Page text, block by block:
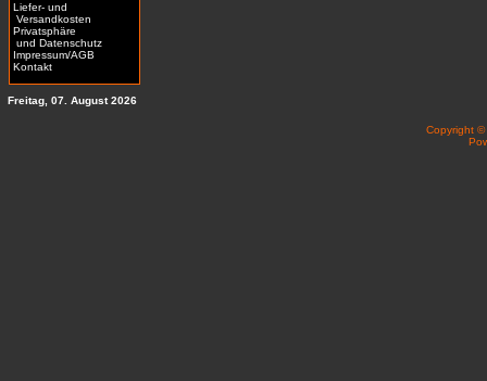
Liefer- und
Versandkosten
Privatsphäre
und Datenschutz
Impressum/AGB
Kontakt
Freitag, 07. August 2026
Copyright